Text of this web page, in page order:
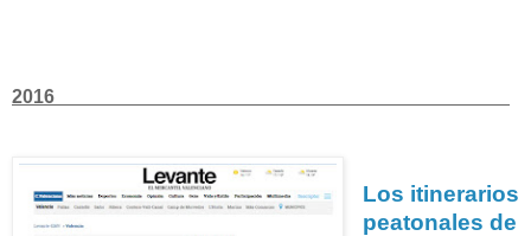
2016
Los itinerarios
peatonales de